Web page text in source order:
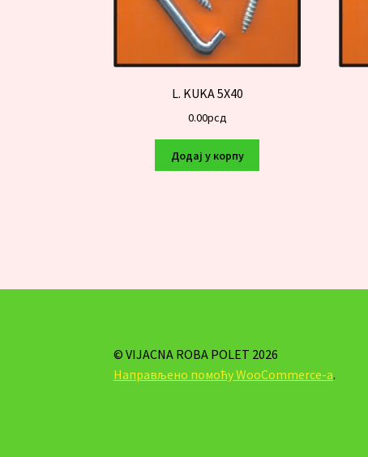
L. KUKA 5X40
0.00рсд
Додај у корпу
© VIJACNA ROBA POLET 2026
Направљено помоћу WooCommerce-а.